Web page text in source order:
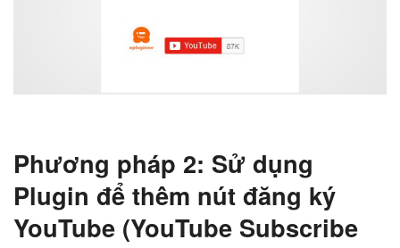
Phương pháp 2: Sử dụng
Plugin để thêm nút đăng ký
YouTube (YouTube Subscribe